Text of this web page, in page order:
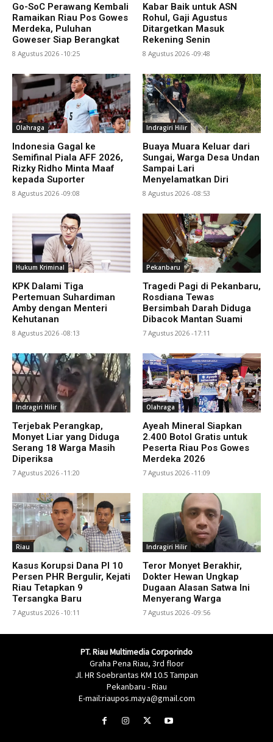
Go-SoC Perawang Kembali
Ramaikan Riau Pos Gowes
Merdeka, Puluhan
Goweser Siap Berangkat
8 Agustus 2026 -10:25
Kabar Baik untuk ASN
Rohul, Gaji Agustus
Ditargetkan Masuk
Rekening Senin
8 Agustus 2026 -09:48
Olahraga
Indonesia Gagal ke
Semifinal Piala AFF 2026,
Rizky Ridho Minta Maaf
kepada Suporter
8 Agustus 2026 -09:08
Indragiri Hilir
Buaya Muara Keluar dari
Sungai, Warga Desa Undan
Sampai Lari
Menyelamatkan Diri
8 Agustus 2026 -08:53
Hukum Kriminal
KPK Dalami Tiga
Pertemuan Suhardiman
Amby dengan Menteri
Kehutanan
8 Agustus 2026 -08:13
Pekanbaru
Tragedi Pagi di Pekanbaru,
Rosdiana Tewas
Bersimbah Darah Diduga
Dibacok Mantan Suami
7 Agustus 2026 -17:11
Indragiri Hilir
Terjebak Perangkap,
Monyet Liar yang Diduga
Serang 18 Warga Masih
Diperiksa
7 Agustus 2026 -11:20
Olahraga
Ayeah Mineral Siapkan
2.400 Botol Gratis untuk
Peserta Riau Pos Gowes
Merdeka 2026
7 Agustus 2026 -11:09
Riau
Kasus Korupsi Dana PI 10
Persen PHR Bergulir, Kejati
Riau Tetapkan 9
Tersangka Baru
7 Agustus 2026 -10:11
Indragiri Hilir
Teror Monyet Berakhir,
Dokter Hewan Ungkap
Dugaan Alasan Satwa Ini
Menyerang Warga
7 Agustus 2026 -09:56
PT. Riau Multimedia Corporindo
Graha Pena Riau, 3rd floor
Jl. HR Soebrantas KM 10.5 Tampan
Pekanbaru - Riau
E-mail:riaupos.maya@gmail.com